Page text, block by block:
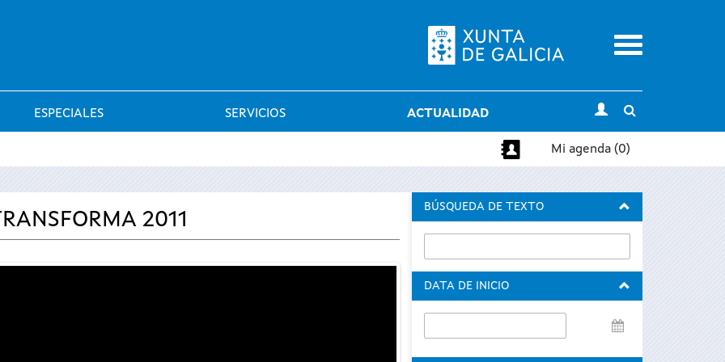
Menu
ESPECIALES SERVICIOS ACTUALIDAD
search
Mi agenda (0)
2011
BÚSQUEDA DE TEXTO
DATA DE INICIO
de